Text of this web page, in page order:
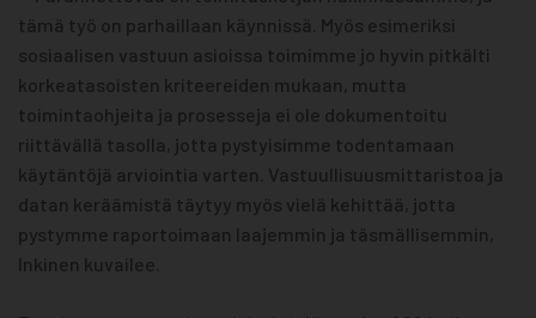
tämä työ on parhaillaan käynnissä. Myös esimeriksi
sosiaalisen vastuun asioissa toimimme jo hyvin pitkälti
korkeatasoisten kriteereiden mukaan, mutta
toimintaohjeita ja prosesseja ei ole dokumentoitu
riittävällä tasolla, jotta pystyisimme todentamaan
käytäntöjä arviointia varten. Vastuullisuusmittaristoa ja
datan keräämistä täytyy myös vielä kehittää, jotta
pystymme raportoimaan laajemmin ja täsmällisemmin,
Inkinen kuvailee.